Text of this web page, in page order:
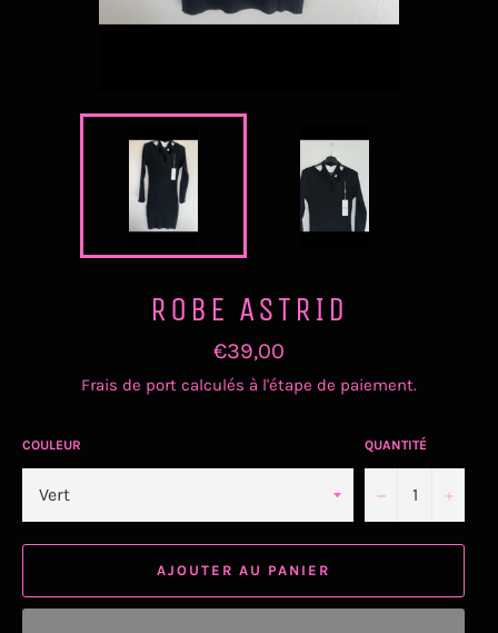
ROBE ASTRID
Prix
régulier
€39,00
Frais de port calculés à l'étape de paiement.
COULEUR QUANTITÉ
− +
AJOUTER AU PANIER